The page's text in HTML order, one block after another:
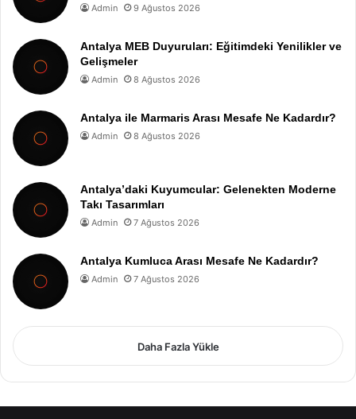
Admin 9 Ağustos 2026
Antalya MEB Duyuruları: Eğitimdeki Yenilikler ve
Gelişmeler
Admin 8 Ağustos 2026
Antalya ile Marmaris Arası Mesafe Ne Kadardır?
Admin 8 Ağustos 2026
Antalya’daki Kuyumcular: Gelenekten Moderne
Takı Tasarımları
Admin 7 Ağustos 2026
Antalya Kumluca Arası Mesafe Ne Kadardır?
Admin 7 Ağustos 2026
Daha Fazla Yükle